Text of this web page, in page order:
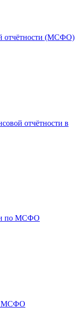
отчётности (МСФО)
отчётности в
по МСФО
МСФО